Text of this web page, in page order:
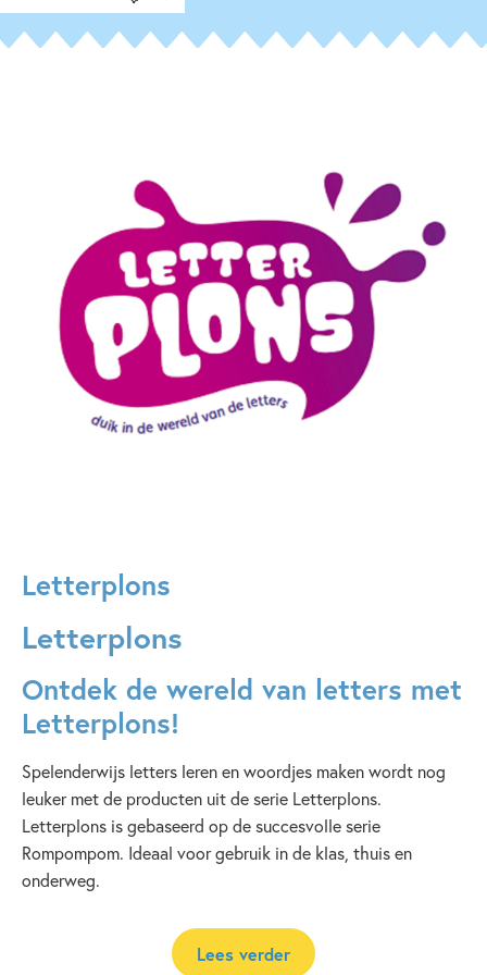
Letterplons
Letterplons
Ontdek de wereld van letters met
Letterplons!
Spelenderwijs letters leren en woordjes maken wordt nog
leuker met de producten uit de serie Letterplons.
Letterplons is gebaseerd op de succesvolle serie
Rompompom. Ideaal voor gebruik in de klas, thuis en
onderweg.
Lees verder